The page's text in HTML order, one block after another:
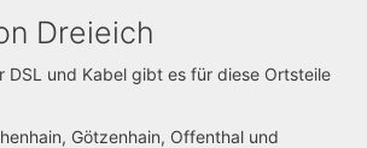
Dreieich
DSL und Kabel gibt es für diese Ortsteile
Götzenhain, Offenthal und